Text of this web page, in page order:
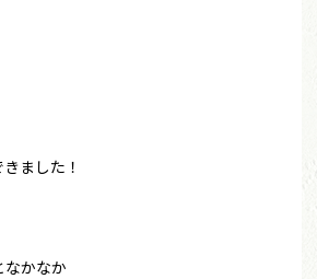
ました！
かなか